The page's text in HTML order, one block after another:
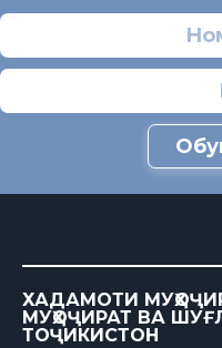
ХАДАМОТИ
МУҲОҶИРАТ ВА
ТОҶИКИСТОН